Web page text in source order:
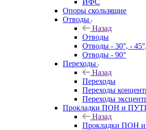
Опоры скользящие
Отводы
Назад
Отводы
Отводы - 30°, -
Отводы - 90°
Переходы
Назад
Переходы
Переходы
Переходы
Прокладки ПОН и
Назад
Прокладки ПОН